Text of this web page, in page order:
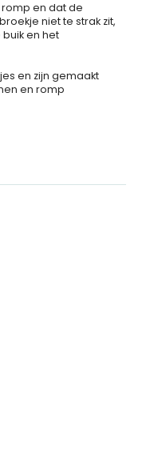
en dat de
niet te strak zit,
en het
en zijn gemaakt
en romp